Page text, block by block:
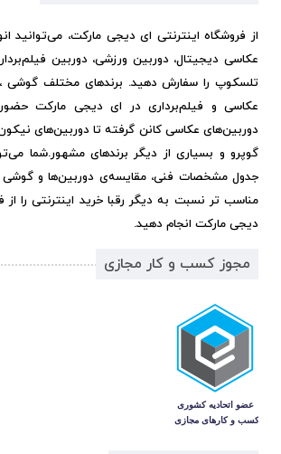
از فروشگاه اینترنتی ای دیجی مارکت، می‌توانید
عکاسی دیجیتال، دوربین ورزشی، دوربین
تلسکوپ را سفارش دهید. برندهای مختلف گوشی
عکاسی و فیلم‌برداری در ای دیجی مارکت
دوربین‌های عکاسی کانن گرفته تا دوربین‌های
گوپرو و بسیاری از دیگر برندهای مشهور.شما
جدول مشخصات فنی، مقایسه‌ی دوربین‌ها و
مناسب تر نسبت به دیگر رقبا خرید اینترنتی را از
دیجی مارکت انجام دهید.
مجوز کسب و کار مجازی